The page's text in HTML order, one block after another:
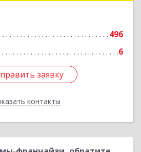
496
6
заявку
контакты
заявку
Назад